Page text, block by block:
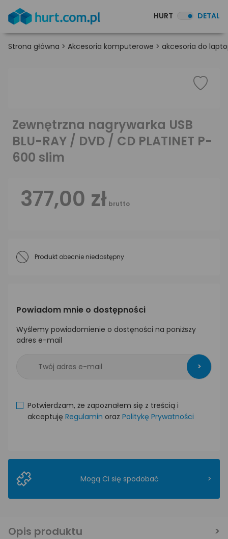
HURT DETAL
Strona główna > Akcesoria komputerowe > akcesoria do
Zewnętrzna nagrywarka USB
BLU-RAY / DVD / CD PLATINET P-
600 slim
377,00 zł brutto
Produkt obecnie niedostępny
Powiadom mnie o dostępności
Wyślemy powiadomienie o dostęności na poniższy
adres e-mail
>
Potwierdzam, że zapoznałem się z treścią i
akceptuję Regulamin oraz Politykę Prywatności
Mogą Ci się spodobać >
Opis produktu